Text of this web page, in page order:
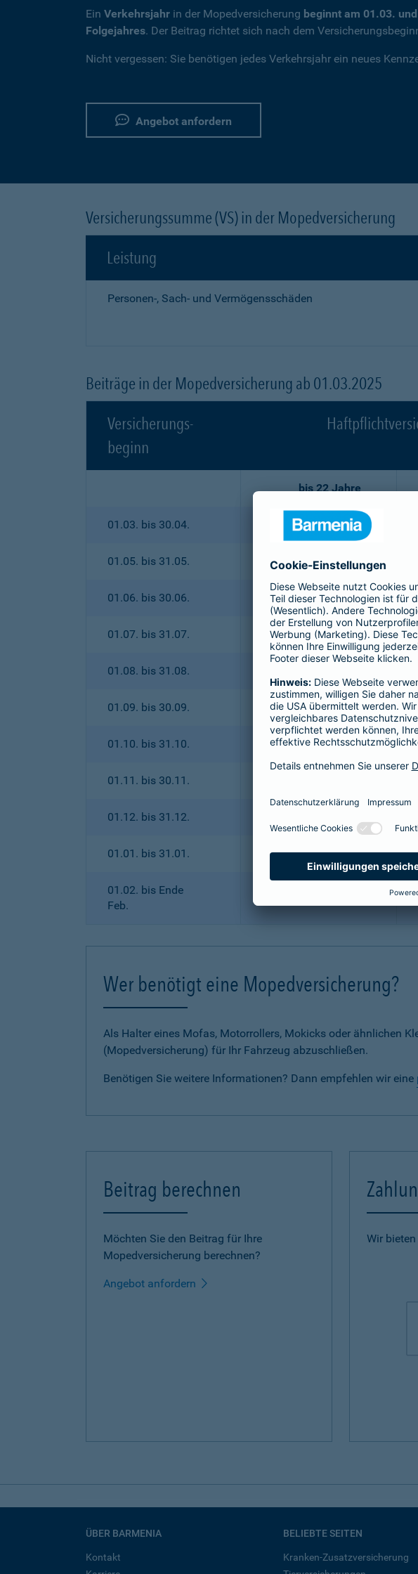
Ein Verkehrsjahr in der Mopedversicherung beginnt am 01.03.
Folgejahres. Der Beitrag richtet sich nach dem
Nicht vergessen: Sie benötigen jedes Verkehrsjahr ein neues
Angebot anfordern
Versicherungssumme (VS) in der Mopedversicherung
Leistung
Personen-, Sach- und Vermögensschäden
Beiträge in der Mopedversicherung ab 01.03.2025
Versicherungs-
beginn
bis 22 Jahre
01.03. bis 30.04. 86,02 EUR
01.05. bis 31.05. 77,44 EUR
01.06. bis 30.06. 68,75 EUR
01.07. bis 31.07. 64,46 EUR
01.08. bis 31.08.
01.09. bis 30.09. 51,59 EUR
01.10. bis 31.10. 43,01 EUR
01.11. bis 30.11.
01.12. bis 31.12.
01.01. bis 31.01. 21,45 EUR
01.02. bis Ende
Feb.
Wer benötigt eine Mopedversicherung?
Als Halter eines Mofas, Motorrollers, Mokicks oder ähnlichen
(Mopedversicherung) für Ihr Fahrzeug abzuschließen.
Benötigen Sie weitere Informationen? Dann empfehlen wir eine
Beitrag berechnen
Möchten Sie den Beitrag für Ihre
Mopedversicherung berechnen?
Angebot anfordern
Wir
ÜBER BARMENIA
Kontakt
BELIEBTE SEITEN
Kranken-Zusatzversicherung